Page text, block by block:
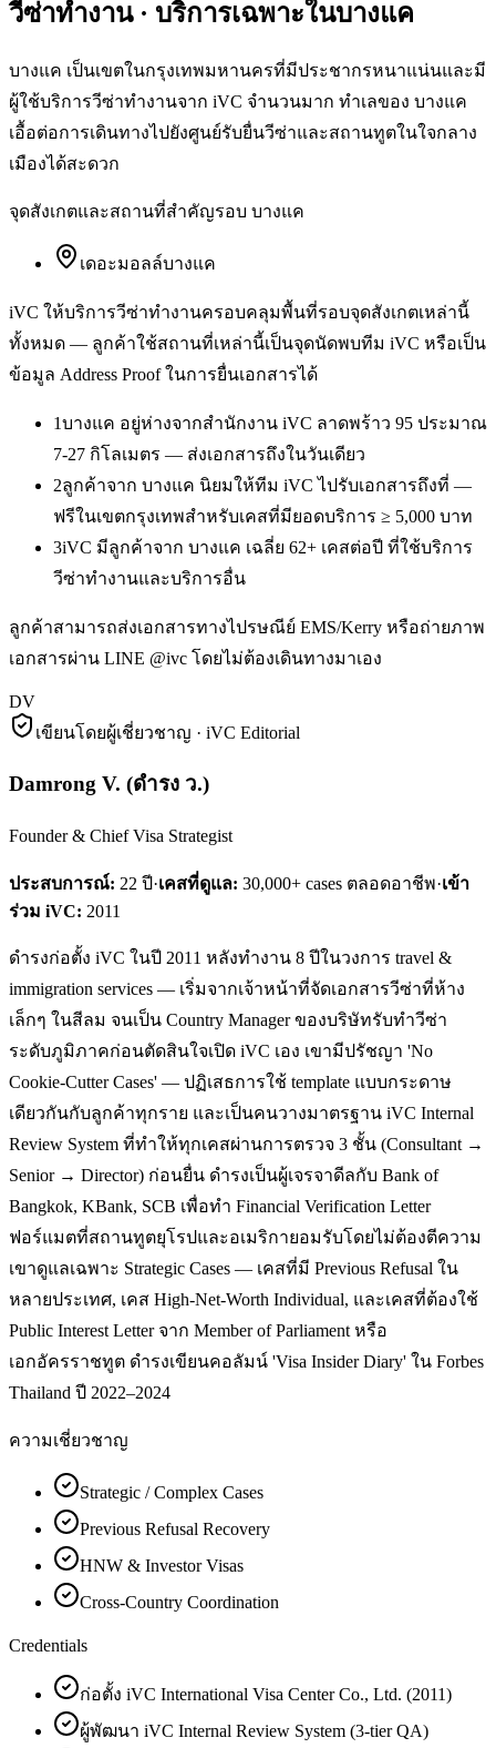
วีซ่าทำงาน· บริการเฉพาะในบางแค
บางแค เป็นเขตในกรุงเทพมหานครที่มีประชากรหนาแน่นและมี
ผู้ใช้บริการวีซ่าทำงานจาก iVC จำนวนมาก ทำเลของ บางแค
เอื้อต่อการเดินทางไปยังศูนย์รับยื่นวีซ่าและสถานทูตในใจกลาง
เมืองได้สะดวก
จุดสังเกตและสถานที่สำคัญรอบ บางแค
เดอะมอลล์บางแค
iVC ให้บริการวีซ่าทำงานครอบคลุมพื้นที่รอบจุดสังเกตเหล่านี้
ทั้งหมด — ลูกค้าใช้สถานที่เหล่านี้เป็นจุดนัดพบทีม iVC หรือเป็น
ข้อมูล Address Proof ในการยื่นเอกสารได้
1บางแค อยู่ห่างจากสำนักงาน iVC ลาดพร้าว 95 ประมาณ
7-27 กิโลเมตร — ส่งเอกสารถึงในวันเดียว
2ลูกค้าจาก บางแค นิยมให้ทีม iVC ไปรับเอกสารถึงที่ —
ฟรีในเขตกรุงเทพสำหรับเคสที่มียอดบริการ ≥ 5,000 บาท
3iVC มีลูกค้าจาก บางแค เฉลี่ย 62+ เคสต่อปี ที่ใช้บริการ
วีซ่าทำงานและบริการอื่น
ลูกค้าสามารถส่งเอกสารทางไปรษณีย์ EMS/Kerry หรือถ่ายภาพ
เอกสารผ่าน LINE @ivc โดยไม่ต้องเดินทางมาเอง
DV
เขียนโดยผู้เชี่ยวชาญ · iVC Editorial
Damrong V. (ดำรง ว.)
Founder & Chief Visa Strategist
ประสบการณ์: 22 ปี·เคสที่ดูแล: 30,000+ cases ตลอดอาชีพ·เข้า
ร่วม iVC: 2011
ดำรงก่อตั้ง iVC ในปี 2011 หลังทำงาน 8 ปีในวงการ travel &
immigration services — เริ่มจากเจ้าหน้าที่จัดเอกสารวีซ่าที่ห้าง
เล็กๆ ในสีลม จนเป็น Country Manager ของบริษัทรับทำวีซ่า
ระดับภูมิภาคก่อนตัดสินใจเปิด iVC เอง เขามีปรัชญา 'No
Cookie-Cutter Cases' — ปฏิเสธการใช้ template แบบกระดาษ
เดียวกันกับลูกค้าทุกราย และเป็นคนวางมาตรฐาน iVC Internal
Review System ที่ทำให้ทุกเคสผ่านการตรวจ 3 ชั้น (Consultant →
Senior → Director) ก่อนยื่น ดำรงเป็นผู้เจรจาดีลกับ Bank of
Bangkok, KBank, SCB เพื่อทำ Financial Verification Letter
ฟอร์แมตที่สถานทูตยุโรปและอเมริกายอมรับโดยไม่ต้องตีความ
เขาดูแลเฉพาะ Strategic Cases — เคสที่มี Previous Refusal ใน
หลายประเทศ, เคส High-Net-Worth Individual, และเคสที่ต้องใช้
Public Interest Letter จาก Member of Parliament หรือ
เอกอัครราชทูต ดำรงเขียนคอลัมน์ 'Visa Insider Diary' ใน Forbes
Thailand ปี 2022–2024
ความเชี่ยวชาญ
Strategic / Complex Cases
Previous Refusal Recovery
HNW & Investor Visas
Cross-Country Coordination
Credentials
ก่อตั้ง iVC International Visa Center Co., Ltd. (2011)
ผู้พัฒนา iVC Internal Review System (3-tier QA)